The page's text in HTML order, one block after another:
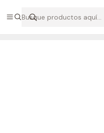
Hablemos por WhatsApp